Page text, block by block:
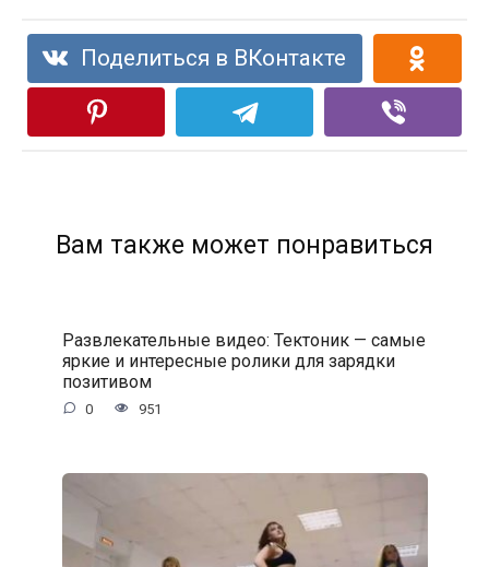
Поделиться в ВКонтакте
Вам также может понравиться
Развлекательные видео: Тектоник — самые
яркие и интересные ролики для зарядки
позитивом
0 951